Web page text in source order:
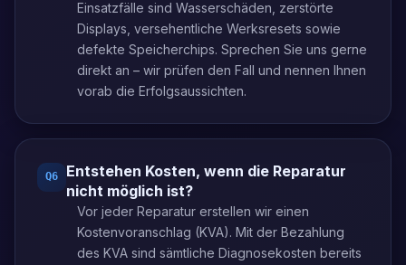
Einsatzfälle sind Wasserschäden, zerstörte
Displays, versehentliche Werksresets sowie
defekte Speicherchips. Sprechen Sie uns gerne
direkt an – wir prüfen den Fall und nennen Ihnen
vorab die Erfolgsaussichten.
Q6
Entstehen Kosten, wenn die Reparatur
nicht möglich ist?
Vor jeder Reparatur erstellen wir einen
Kostenvoranschlag (KVA). Mit der Bezahlung
des KVA sind sämtliche Diagnosekosten bereits